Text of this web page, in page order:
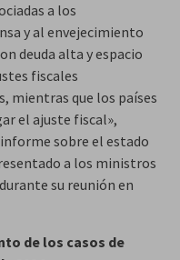
a los
y al envejecimiento
deuda alta y espacio
fiscales
mientras que los países
el ajuste fiscal»,
sobre el estado
a los ministros
su reunión en
de los casos de